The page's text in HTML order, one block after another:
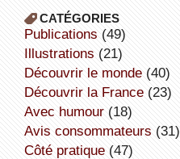
CATÉGORIES
publications (49)
illustrations (21)
découvrir le monde(40)
découvrir la France(23)
avec humour(18)
avis consommateurs (31)
côté pratique(47)